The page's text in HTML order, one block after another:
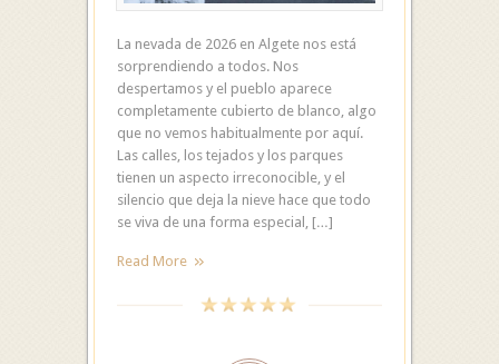
La nevada de 2026 en Algete nos está
sorprendiendo a todos. Nos
despertamos y el pueblo aparece
completamente cubierto de blanco, algo
que no vemos habitualmente por aquí.
Las calles, los tejados y los parques
tienen un aspecto irreconocible, y el
silencio que deja la nieve hace que todo
se viva de una forma especial, […]
Read More